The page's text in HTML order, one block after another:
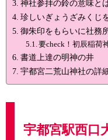
神社参拝の鈴の意味と
珍しいぎょうざみくじ
御朱印をもらいに社務
要check！初辰稲荷
書道上達の明神の井
宇都宮二荒山神社の詳
宇都宮駅西口